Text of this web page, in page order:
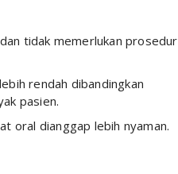
tidak memerlukan prosedur
rendah dibandingkan
pasien.
oral dianggap lebih nyaman.